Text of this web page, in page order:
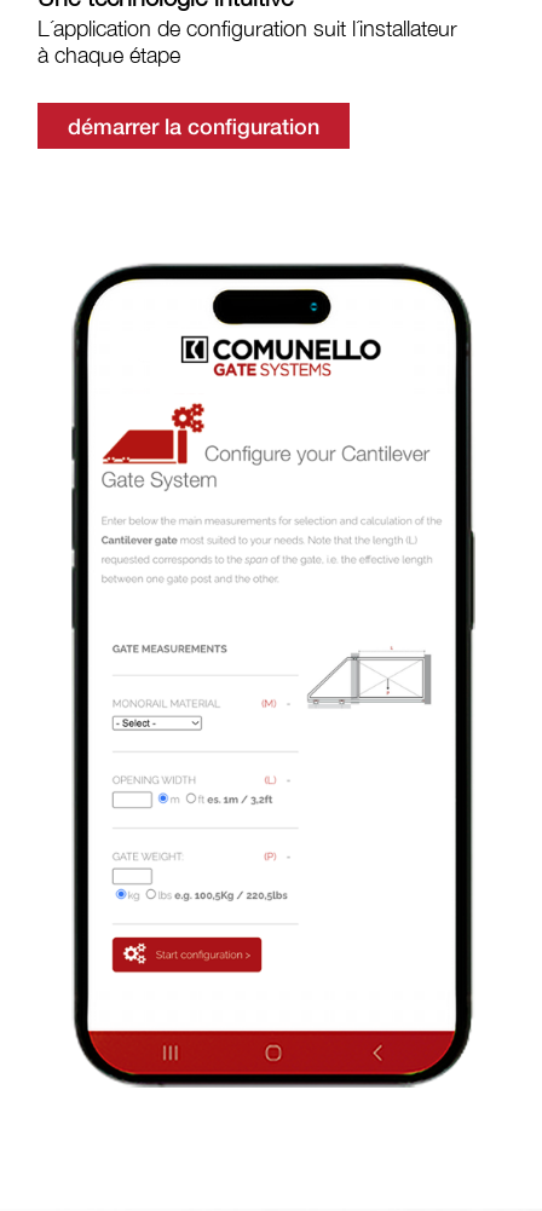
L´application de configuration suit l´installateur
à chaque étape
démarrer la configuration